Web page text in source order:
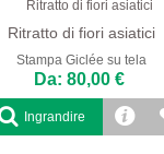
Ritratto di fiori asiatici
Stampa Giclée su tela
Da: 80,00 €
Ingrandire